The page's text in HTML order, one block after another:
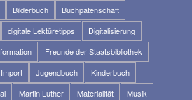
Bilderbuch
Buchpatenschaft
digitale Lektüretipps
Digitalisierung
Freunde der Staatsbibliothek
Import Jugendbuch
Kinderbuch
Martin Luther Materialität
Musik